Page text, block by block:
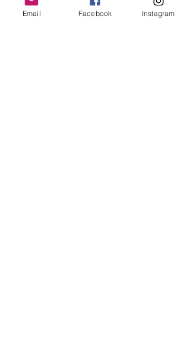
Email Facebook Instagram